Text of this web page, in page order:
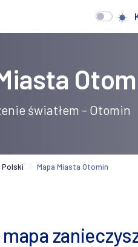
światłem - Otomin
Polski Mapa Miasta Otomin